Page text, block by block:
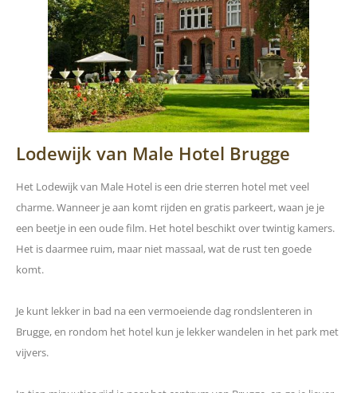
Lodewijk van Male Hotel Brugge
Het Lodewijk van Male Hotel is een drie sterren hotel met veel
charme. Wanneer je aan komt rijden en gratis parkeert, waan je je
een beetje in een oude film. Het hotel beschikt over twintig kamers.
Het is daarmee ruim, maar niet massaal, wat de rust ten goede
komt.
Je kunt lekker in bad na een vermoeiende dag rondslenteren in
Brugge, en rondom het hotel kun je lekker wandelen in het park met
vijvers.